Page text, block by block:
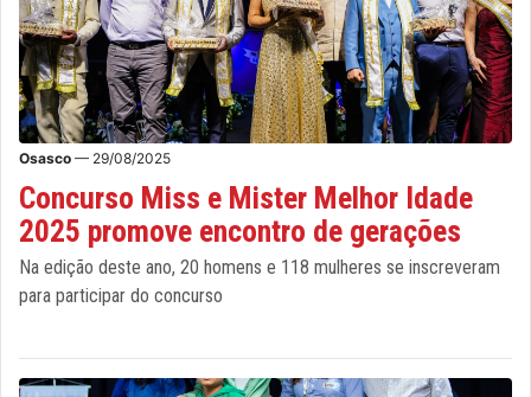
Osasco — 29/08/2025
Concurso Miss e Mister Melhor Idade
2025 promove encontro de gerações
Na edição deste ano, 20 homens e 118 mulheres se inscreveram
para participar do concurso